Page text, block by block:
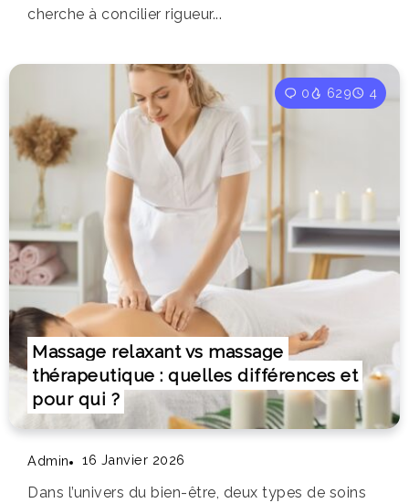
cherche à concilier rigueur...
Massage relaxant vs massage
thérapeutique : quelles différences et
pour qui ?
0 629 4
Admin 16 Janvier 2026
Dans l’univers du bien-être, deux types de soins